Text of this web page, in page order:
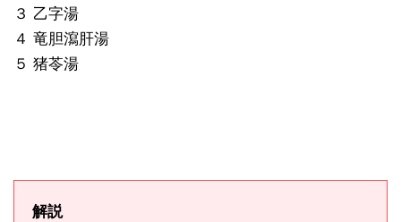
３ 乙字湯
４ 竜胆瀉肝湯
５ 猪苓湯
解説